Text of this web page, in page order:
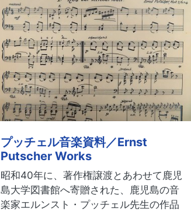
プッチェル音楽資料／Ernst
Putscher Works
昭和40年に、著作権譲渡とあわせて鹿児
島大学図書館へ寄贈された、鹿児島の音
楽家エルンスト・プッチェル先生の作品